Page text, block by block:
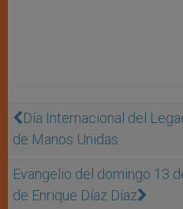
Día Internacional del
de Manos Unidas
Evangelio del domingo 13
de Enrique Díaz Díaz